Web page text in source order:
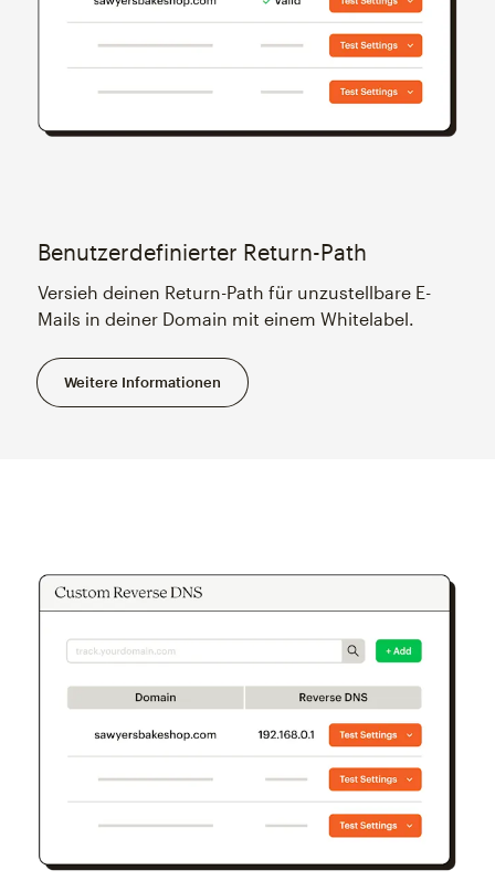
Benutzerdefinierter Return-Path
Versieh deinen Return-Path für unzustellbare E-
Mails in deiner Domain mit einem Whitelabel.
Weitere Informationen